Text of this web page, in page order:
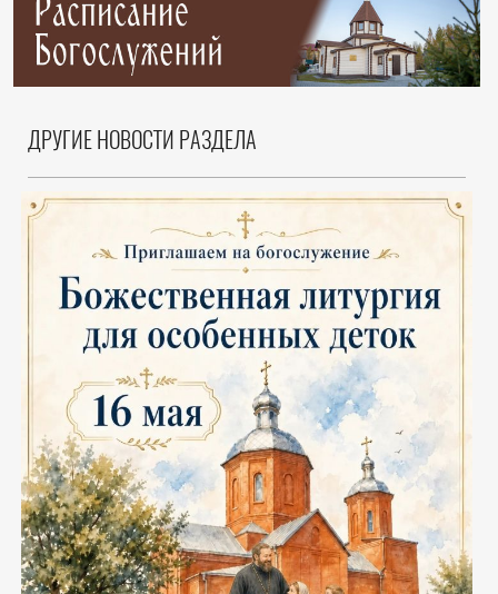
ДРУГИЕ НОВОСТИ РАЗДЕЛА